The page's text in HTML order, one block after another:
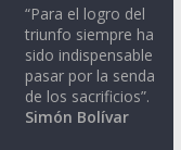
“Para el logro del
triunfo siempre ha
sido indispensable
pasar por la senda
de los sacrificios”.
Simón Bolívar